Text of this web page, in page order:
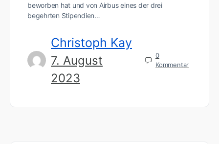
beworben hat und von Airbus eines der drei
begehrten Stipendien…
Christoph Kay
7. August
2023
0
Kommentar